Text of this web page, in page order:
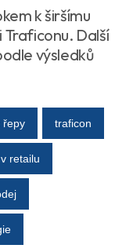
k širšímu
Traficonu. Další
výsledků
řepy traficon
retailu